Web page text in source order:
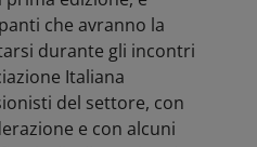
che avranno la
durante gli incontri
Italiana
del settore, con
e con alcuni